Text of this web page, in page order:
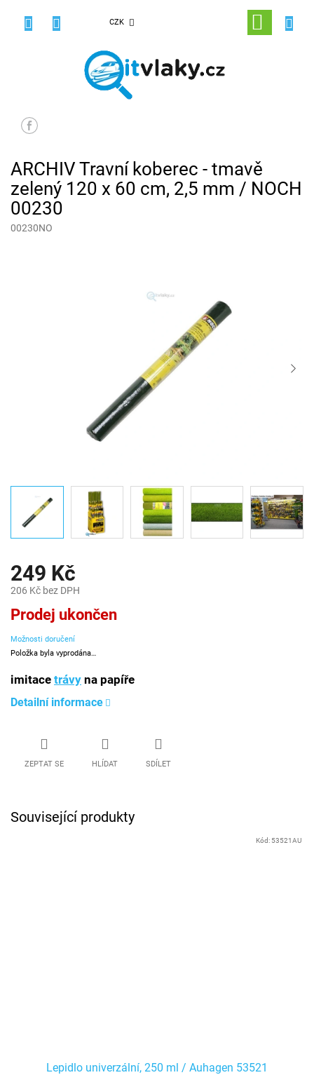
CZK
NÁKUPNÍ
KOŠÍK
ARCHIV Travní koberec - tmavě
zelený 120 x 60 cm, 2,5 mm / NOCH
00230
00230NO
249 Kč
206 Kč bez DPH
Měrná
cena:
Prodej ukončen
Možnosti doručení
Položka byla vyprodána…
imitace trávy na papíře
Detailní informace
ZEPTAT SE HLÍDAT SDÍLET
Související produkty
Lepidlo univerzální, 250 ml / Auhagen 53521
Kód: 53521AU